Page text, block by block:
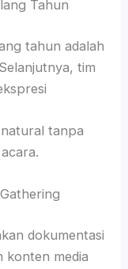
Tahun
tahun adalah
tim
tanpa
dokumentasi
konten media